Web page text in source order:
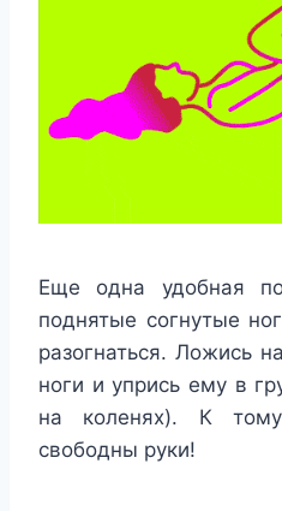
Еще одна удобная
поднятые согнутые
разогнаться. Ложись
ноги и упрись ему в
на коленях). К
свободны руки!